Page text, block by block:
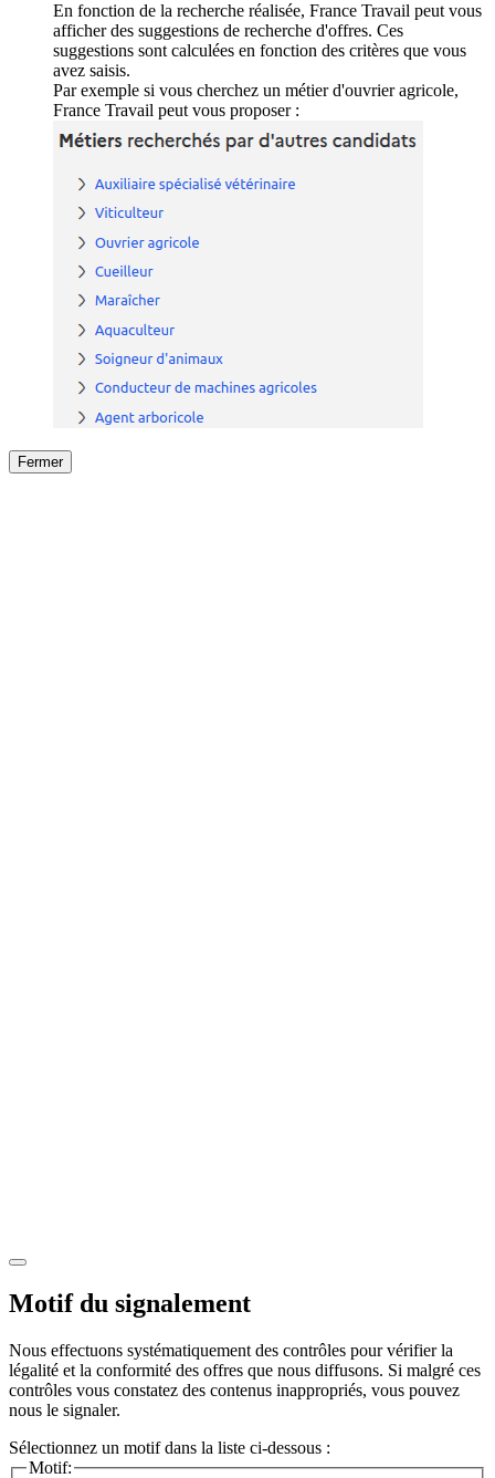
En fonction de la recherche réalisée, France Travail peut vous
afficher des suggestions de recherche d'offres. Ces
suggestions sont calculées en fonction des critères que vous
avez saisis.
Par exemple si vous cherchez un métier d'ouvrier agricole,
France Travail peut vous proposer :
Fermer
Motif du signalement
Nous effectuons systématiquement des contrôles pour vérifier la
légalité et la conformité des offres que nous diffusons. Si malgré ces
contrôles vous constatez des contenus inappropriés, vous pouvez
nous le signaler.
Sélectionnez un motif dans la liste ci-dessous :
Motif: